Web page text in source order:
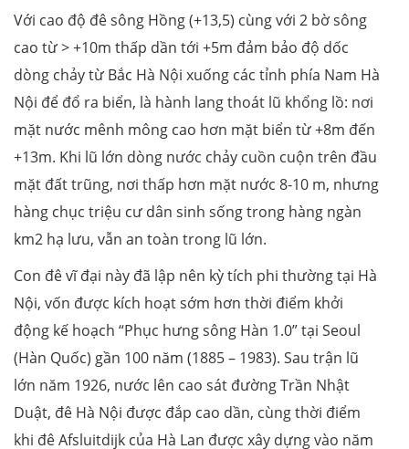
Với cao độ đê sông Hồng (+13,5) cùng với 2 bờ sông
cao từ > +10m thấp dần tới +5m đảm bảo độ dốc
dòng chảy từ Bắc Hà Nội xuống các tỉnh phía Nam Hà
Nội để đổ ra biển, là hành lang thoát lũ khổng lồ: nơi
mặt nước mênh mông cao hơn mặt biển từ +8m đến
+13m. Khi lũ lớn dòng nước chảy cuồn cuộn trên đầu
mặt đất trũng, nơi thấp hơn mặt nước 8-10 m, nhưng
hàng chục triệu cư dân sinh sống trong hàng ngàn
km2 hạ lưu, vẫn an toàn trong lũ lớn.
Con đê vĩ đại này đã lập nên kỳ tích phi thường tại Hà
Nội, vốn được kích hoạt sớm hơn thời điểm khởi
động kế hoạch “Phục hưng sông Hàn 1.0” tại Seoul
(Hàn Quốc) gần 100 năm (1885 – 1983). Sau trận lũ
lớn năm 1926, nước lên cao sát đường Trần Nhật
Duật, đê Hà Nội được đắp cao dần, cùng thời điểm
khi đê Afsluitdijk của Hà Lan được xây dựng vào năm